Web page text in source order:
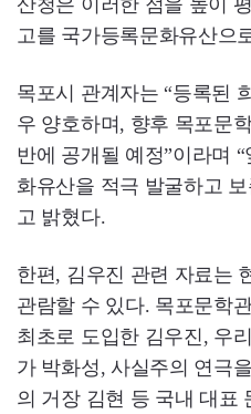
고를 국가등록문화유산으
목포시 관계자는 “등록된
우 양호하며, 향후 목포문
반에 공개될 예정”이라며
화유산을 적극 발굴하고
고 밝혔다.
한편, 김우진 관련 자료는
관람할 수 있다. 목포문학
최초로 도입한 김우진, 우
가 박화성, 사실주의 연극
의 거장 김현 등 국내 대표